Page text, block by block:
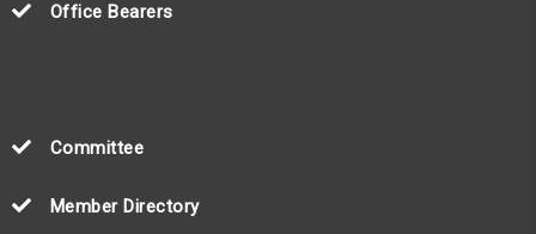
Office Bearers
Committee
Member Directory